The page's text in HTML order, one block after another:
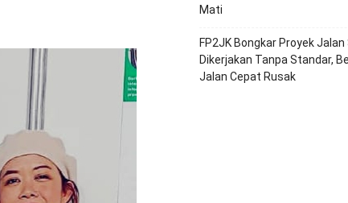
Mati
FP2JK Bongkar Proyek
Dikerjakan Tanpa Standar,
Jalan Cepat Rusak